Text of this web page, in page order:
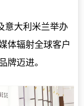
意大利米兰举办
体辐射全球客户
牌迈进。